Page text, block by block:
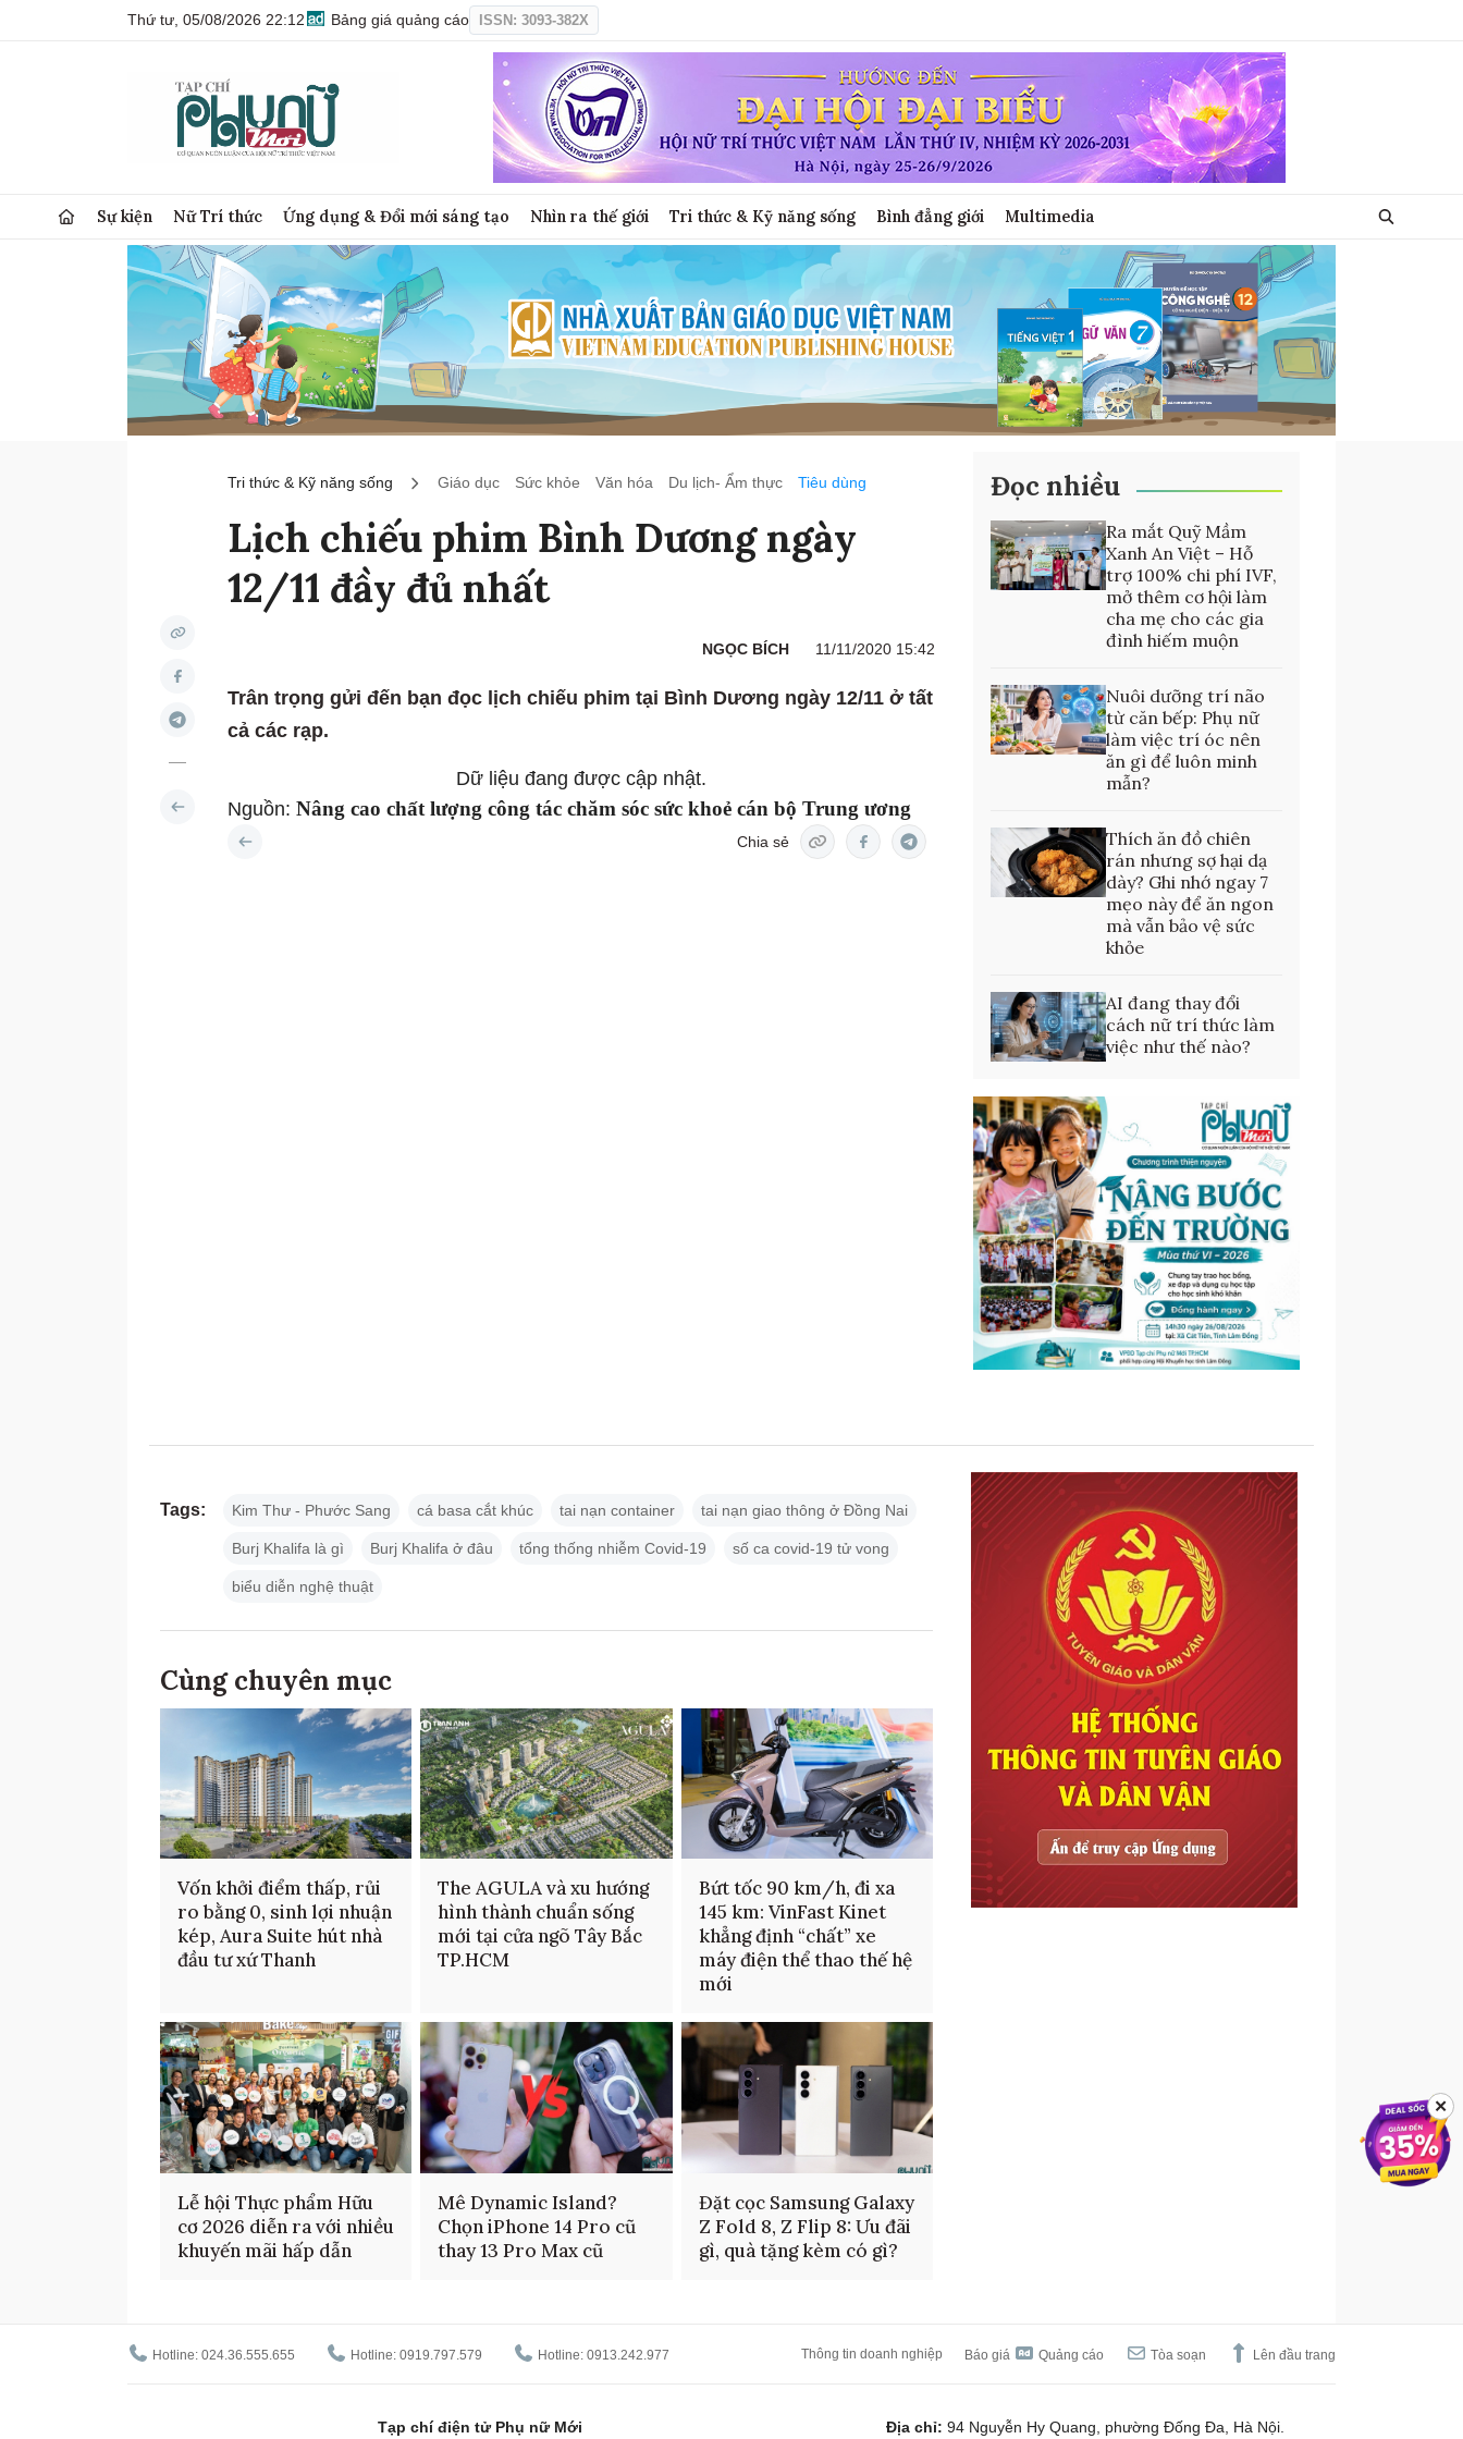
Thứ tư, 05/08/2026 22:12 Bảng giá quảng cáo ISSN: 3093-382X
Sự kiện Nữ Trí thức Ứng dụng & Đổi mới sáng tạo Nhìn ra thế giới Tri thức & Kỹ năng sống Bình đẳng giới Multimedia
Tri thức & Kỹ năng sống Giáo dục Sức khỏe Văn hóa Du lịch- Ẩm thực Tiêu dùng
Lịch chiếu phim Bình Dương ngày
12/11 đầy đủ nhất
NGỌC BÍCH 11/11/2020 15:42
Trân trọng gửi đến bạn đọc lịch chiếu phim tại Bình Dương ngày 12/11 ở tất
cả các rạp.
Dữ liệu đang được cập nhật.
Nguồn: Nâng cao chất lượng công tác chăm sóc sức khoẻ cán bộ Trung ương
Chia sẻ
Đọc nhiều
Ra mắt Quỹ Mầm
Xanh An Việt – Hỗ
trợ 100% chi phí IVF,
mở thêm cơ hội làm
cha mẹ cho các gia
đình hiếm muộn
Nuôi dưỡng trí não
từ căn bếp: Phụ nữ
làm việc trí óc nên
ăn gì để luôn minh
mẫn?
Thích ăn đồ chiên
rán nhưng sợ hại dạ
dày? Ghi nhớ ngay 7
mẹo này để ăn ngon
mà vẫn bảo vệ sức
khỏe
AI đang thay đổi
cách nữ trí thức làm
việc như thế nào?
Tags: Kim Thư - Phước Sang cá basa cắt khúc tai nạn container tai nạn giao thông ở Đồng Nai
Burj Khalifa là gì Burj Khalifa ở đâu tổng thống nhiễm Covid-19 số ca covid-19 tử vong
biểu diễn nghệ thuật
Cùng chuyên mục
Vốn khởi điểm thấp, rủi
ro bằng 0, sinh lợi nhuận
kép, Aura Suite hút nhà
đầu tư xứ Thanh
The AGULA và xu hướng
hình thành chuẩn sống
mới tại cửa ngõ Tây Bắc
TP.HCM
Bứt tốc 90 km/h, đi xa
145 km: VinFast Kinet
khẳng định “chất” xe
máy điện thể thao thế hệ
mới
Lễ hội Thực phẩm Hữu
cơ 2026 diễn ra với nhiều
khuyến mãi hấp dẫn
Mê Dynamic Island?
Chọn iPhone 14 Pro cũ
thay 13 Pro Max cũ
Đặt cọc Samsung Galaxy
Z Fold 8, Z Flip 8: Ưu đãi
gì, quà tặng kèm có gì?
Hotline: 024.36.555.655 Hotline: 0919.797.579 Hotline: 0913.242.977 Thông tin doanh nghiệp Báo giá Quảng cáo Tòa soạn Lên đầu trang
Tạp chí điện tử Phụ nữ Mới Địa chỉ: 94 Nguyễn Hy Quang, phường Đống Đa, Hà Nội.
✕